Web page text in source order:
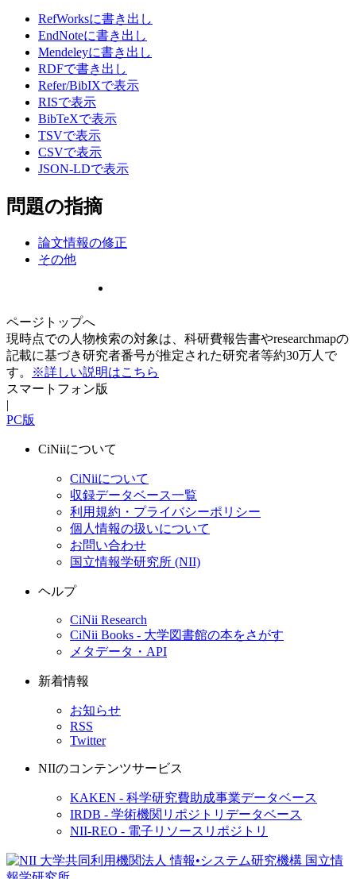
RefWorksに書き出し
EndNoteに書き出し
Mendeleyに書き出し
RDFで書き出し
Refer/BibIXで表示
RISで表示
BibTeXで表示
TSVで表示
CSVで表示
JSON-LDで表示
問題の指摘
論文情報の修正
その他
ページトップへ
現時点での人物検索の対象は、科研費報告書やresearchmapの
記載に基づき研究者番号が推定された研究者等約30万人で
す。
※詳しい説明はこちら
スマートフォン版
|
PC版
CiNiiについて
CiNiiについて
収録データベース一覧
利用規約・プライバシーポリシー
個人情報の扱いについて
お問い合わせ
国立情報学研究所 (NII)
ヘルプ
CiNii Research
CiNii Books - 大学図書館の本をさがす
メタデータ・API
新着情報
お知らせ
RSS
Twitter
NIIのコンテンツサービス
KAKEN - 科学研究費助成事業データベース
IRDB - 学術機関リポジトリデータベース
NII-REO - 電子リソースリポジトリ